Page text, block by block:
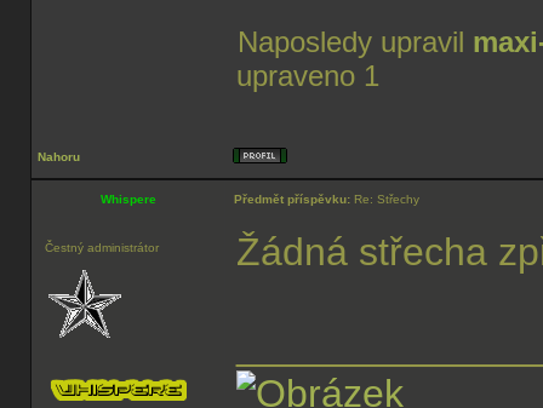
Naposledy upravil
upraveno 1
Nahoru
Whispere Předmět příspěvku: Re: Střechy
Čestný administrátor Žádná střecha